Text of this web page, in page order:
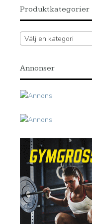
Produktkategorier
Välj en kategori
Annonser